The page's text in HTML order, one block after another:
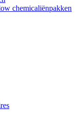
chemicaliënpakken